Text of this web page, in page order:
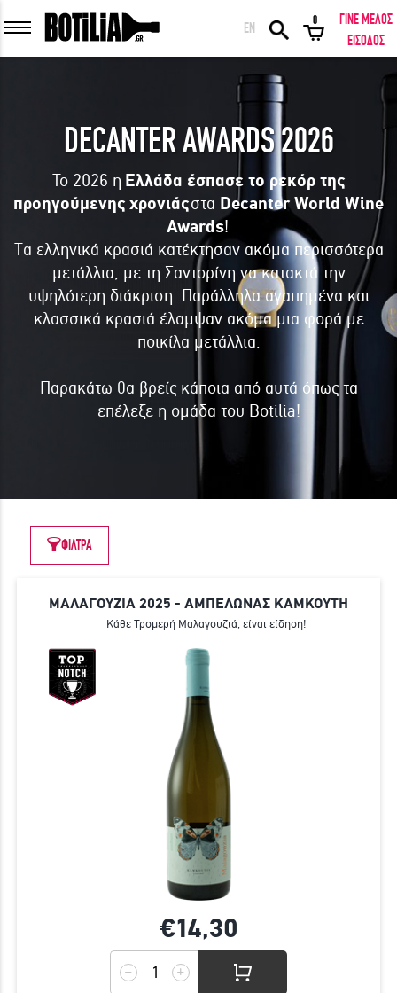
ΕΙΣΟΔΟΣ ΜΕΛΩΝ
ΕΙΣΟΔΟΣ Ξέχασα τον κωδικό μου!
ΕΙΣΟΔΟΣ ΜΕ FACEBOOK
ΕΚΠΛΗΚΤΙΚΑ ΚΡΑΣΙΑ ΑΠΟ ΟΛΟ ΤΟΝ ΚΟΣΜΟ ΣΤΗΝ ΠΟΡΤΑ ΣΟΥ ΣΕ
ΜΟΝΑΔΙΚΕΣ ΠΡΟΣΦΟΡΕΣ!
ΓΙΝΕ ΜΕΛΟΣ
EN
0
ΓΙΝΕ ΜΕΛΟΣ
ΕΙΣΟΔΟΣ
DECANTER AWARDS 2026
Το 2026 η Ελλάδα έσπασε το ρεκόρ της
προηγούμενης χρονιάςστα Decanter World Wine
Awards!
Τα ελληνικά κρασιά κατέκτησαν ακόμα περισσότερα
μετάλλια, με τη Σαντορίνη να κατακτά την
υψηλότερη διάκριση. Παράλληλα αγαπημένα και
κλασσικά κρασιά έλαμψαν ακόμα μια φορά με
ποικίλα μετάλλια.
Παρακάτω θα βρείς κάποια από αυτά όπως τα
επέλεξε η ομάδα του Botilia!
ΦΙΛΤΡΑ
ΜΑΛΑΓΟΥΖΙΑ 2025 - ΑΜΠΕΛΩΝΑΣ ΚΑΜΚΟΥΤΗ
Κάθε Τρομερή Μαλαγουζιά, είναι είδηση!
€14,30